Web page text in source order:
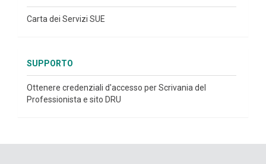
Carta dei Servizi SUE
SUPPORTO
Ottenere credenziali d'accesso per Scrivania del
Professionista e sito DRU